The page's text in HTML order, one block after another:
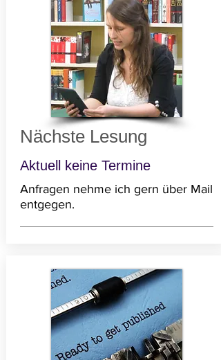
Nächste Lesung
Aktuell keine Termine
Anfragen nehme ich gern über Mail
entgegen.